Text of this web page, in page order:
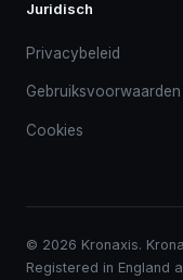
Juridisch
Privacybeleid
Gebruiksvoorwaarden
Cookies
© 2026 Kronaxis.
Registered in England